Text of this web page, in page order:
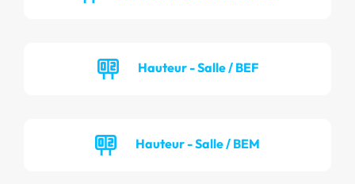
Hauteur - Salle / BEF
Hauteur - Salle / BEM